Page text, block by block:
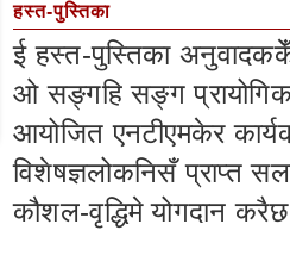
हस्त-पुस्तिका
ई हस्त-पुस्तिका अनुवादककेँ
ओ सङ्गहि सङ्ग प्रायोगिक
आयोजित एनटीएमकेर
विशेषज्ञलोकनिसँ प्राप्त
कौशल-वृद्धिमे योगदान